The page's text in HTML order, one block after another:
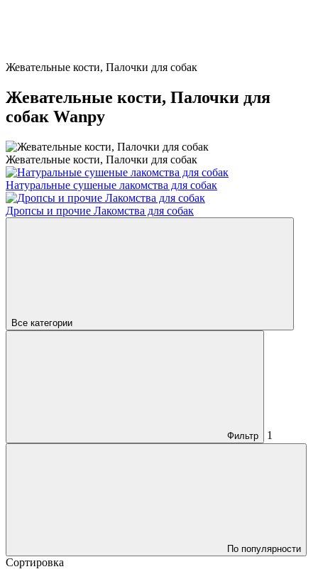
Жевательные кости, Палочки для собак
Жевательные кости, Палочки для
собак Wanpy
Жевательные кости, Палочки для собак
Натуральные сушеные лакомства для собак
Дропсы и прочие Лакомства для собак
Все категории
Фильтр 1
По популярности
Сортировка